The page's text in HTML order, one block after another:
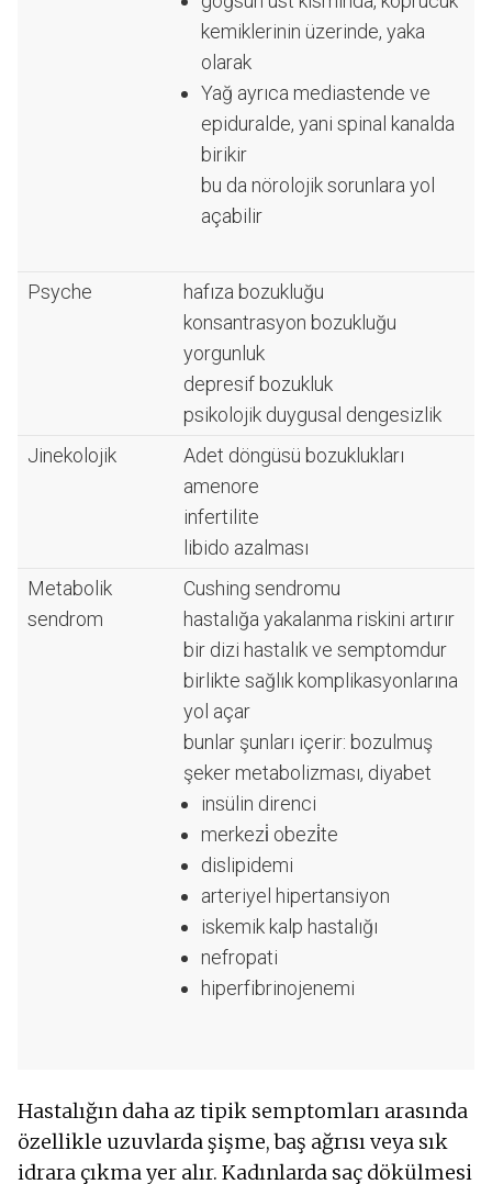
kemiklerinin üzerinde, yaka
olarak
Yağ ayrıca mediastende ve
epiduralde, yani spinal kanalda
birikir
bu da nörolojik sorunlara yol
açabilir
Psyche
hafıza bozukluğu
konsantrasyon bozukluğu
yorgunluk
depresif bozukluk
psikolojik duygusal dengesizlik
Jinekolojik
Adet döngüsü bozuklukları
amenore
infertilite
libido azalması
Metabolik
sendrom
Cushing sendromu
hastalığa yakalanma riskini artırır
bir dizi hastalık ve semptomdur
birlikte sağlık komplikasyonlarına
yol açar
bunlar şunları içerir: bozulmuş
şeker metabolizması, diyabet
insülin direnci
merkezi̇ obezi̇te
dislipidemi
arteriyel hipertansiyon
iskemik kalp hastalığı
nefropati
hiperfibrinojenemi
Hastalığın daha az tipik semptomları arasında
özellikle uzuvlarda şişme, baş ağrısı veya sık
idrara çıkma yer alır. Kadınlarda saç dökülmesi